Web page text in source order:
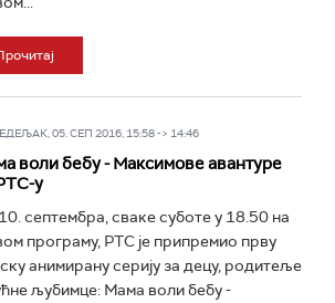
05. СЕП 2016, 15:58 -> 14:46
воли бебу - Максимове авантуре
у
септембра, сваке суботе у 18.50 на
програму, РТС је припремио прву
анимирану серију за децу, родитеље
љубимце: Мама воли бебу -